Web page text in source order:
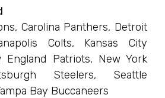
Carolina Panthers, Detroit
Colts, Kansas City
England Patriots, New York
Steelers, Seattle
Bay Buccaneers